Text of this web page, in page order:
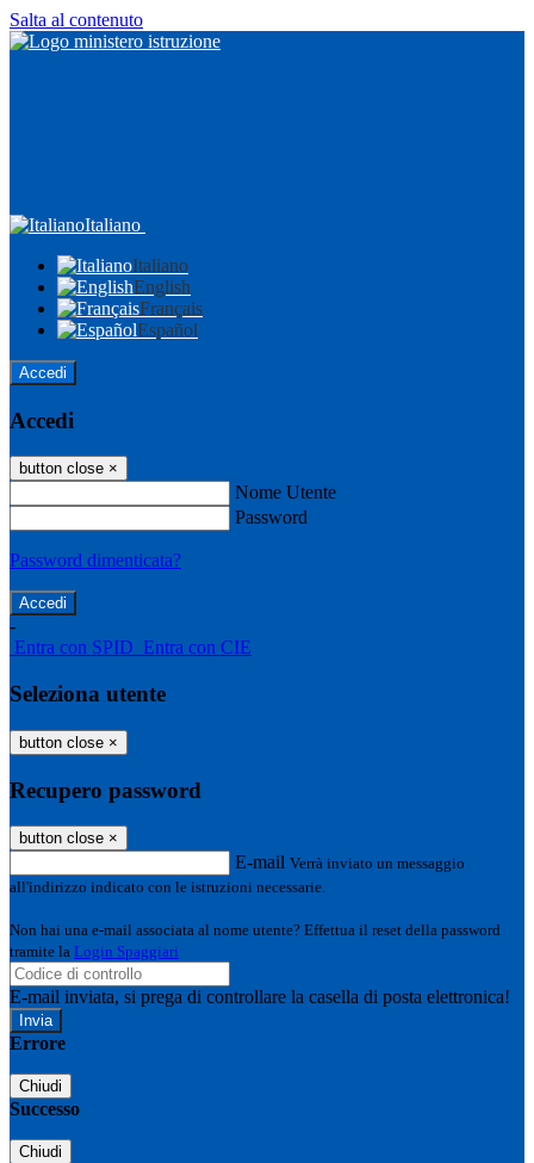
Salta al contenuto
Italiano
Italiano
English
Français
Español
Accedi
Accedi
button close ×
Nome Utente
Password
Password dimenticata?
-
Entra con SPID Entra con CIE
Seleziona utente
button close ×
Recupero password
button close ×
E-mail Verrà inviato un messaggio
all'indirizzo indicato con le istruzioni necessarie.
Non hai una e-mail associata al nome utente? Effettua il reset della password
tramite la Login Spaggiari
E-mail inviata, si prega di controllare la casella di posta elettronica!
Errore
Chiudi
Successo
Chiudi